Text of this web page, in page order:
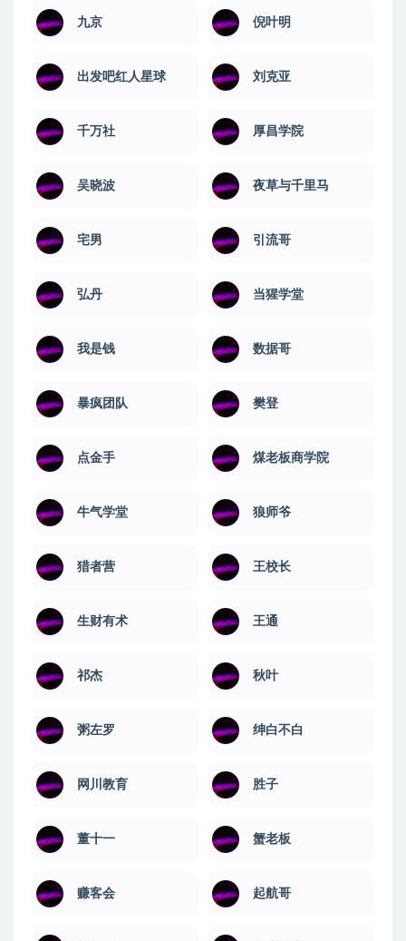
九京 倪叶明
出发吧红人星球 刘克亚
千万社 厚昌学院
吴晓波 夜草与千里马
宅男 引流哥
弘丹 当猩学堂
我是钱 数据哥
暴疯团队 樊登
点金手 煤老板商学院
牛气学堂 狼师爷
猎者营 王校长
生财有术 王通
祁杰 秋叶
粥左罗 绅白不白
网川教育 ​胜子
董十一 蟹老板
赚客会 起航哥